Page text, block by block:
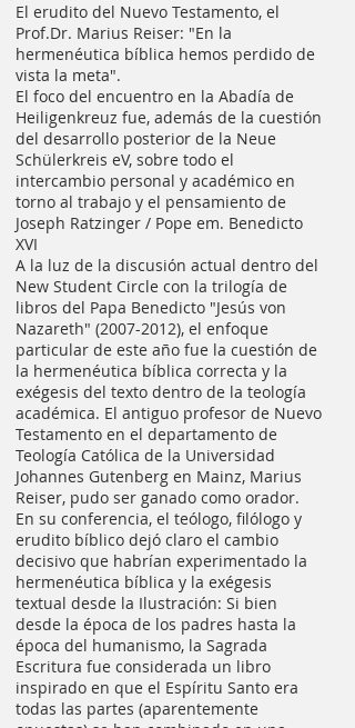
El erudito del Nuevo Testamento, el
Prof.Dr. Marius Reiser: "En la
hermenéutica bíblica hemos perdido de
vista la meta".
El foco del encuentro en la Abadía de
Heiligenkreuz fue, además de la cuestión
del desarrollo posterior de la Neue
Schülerkreis eV, sobre todo el
intercambio personal y académico en
torno al trabajo y el pensamiento de
Joseph Ratzinger / Pope em. Benedicto
XVI
A la luz de la discusión actual dentro del
New Student Circle con la trilogía de
libros del Papa Benedicto "Jesús von
Nazareth" (2007-2012), el enfoque
particular de este año fue la cuestión de
la hermenéutica bíblica correcta y la
exégesis del texto dentro de la teología
académica. El antiguo profesor de Nuevo
Testamento en el departamento de
Teología Católica de la Universidad
Johannes Gutenberg en Mainz, Marius
Reiser, pudo ser ganado como orador.
En su conferencia, el teólogo, filólogo y
erudito bíblico dejó claro el cambio
decisivo que habrían experimentado la
hermenéutica bíblica y la exégesis
textual desde la Ilustración: Si bien
desde la época de los padres hasta la
época del humanismo, la Sagrada
Escritura fue considerada un libro
inspirado en que el Espíritu Santo era
todas las partes (aparentemente